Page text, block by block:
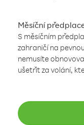
Měsíční
S měsíčním
zahraničí na
nemusíte
ušetřit za volání,